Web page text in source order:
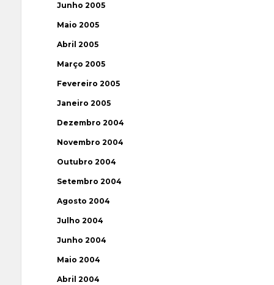
Junho 2005
Maio 2005
Abril 2005
Março 2005
Fevereiro 2005
Janeiro 2005
Dezembro 2004
Novembro 2004
Outubro 2004
Setembro 2004
Agosto 2004
Julho 2004
Junho 2004
Maio 2004
Abril 2004